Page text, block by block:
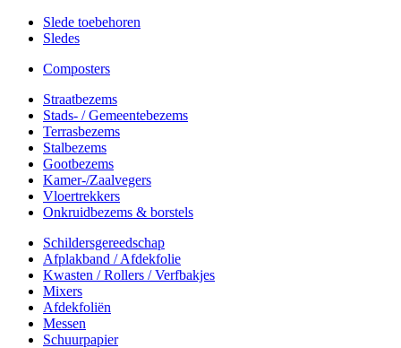
Slede toebehoren
Sledes
Composters
Straatbezems
Stads- / Gemeentebezems
Terrasbezems
Stalbezems
Gootbezems
Kamer-/Zaalvegers
Vloertrekkers
Onkruidbezems & borstels
Schildersgereedschap
Afplakband / Afdekfolie
Kwasten / Rollers / Verfbakjes
Mixers
Afdekfoliën
Messen
Schuurpapier